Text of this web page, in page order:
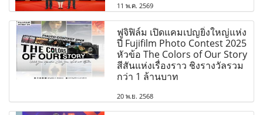
11 พ.ค. 2569
ฟูจิฟิล์ม เปิดแคมเปญยิ่งใหญ่แห่ง
ปี Fujifilm Photo Contest 2025
หัวข้อ The Colors of Our Story
สีสันแห่งเรื่องราว ชิงรางวัลรวม
กว่า 1 ล้านบาท
20 พ.ย. 2568